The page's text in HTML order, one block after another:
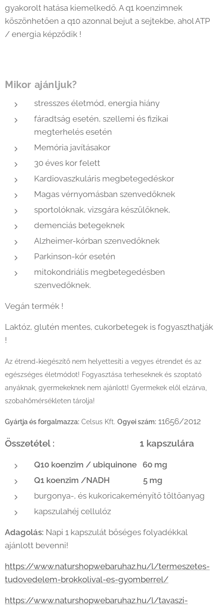
gyakorolt hatása kiemelkedő. A q1 koenzimnek
köszönhetően a q10 azonnal bejut a sejtekbe, ahol ATP
/ energia képződik !
Mikor ajánljuk?
stresszes életmód, energia hiány
fáradtság esetén, szellemi és fizikai
megterhelés esetén
Memória javításakor
30 éves kor felett
Kardiovaszkuláris megbetegedéskor
Magas vérnyomásban szenvedőknek
sportolóknak, vizsgára készülőknek,
demenciás betegeknek
Alzheimer-kórban szenvedőknek
Parkinson-kór esetén
mitokondriális megbetegedésben
szenvedőknek.
Vegán termék !
Laktóz, glutén mentes, cukorbetegek is fogyaszthatják
!
Az étrend-kiegészítő nem helyettesíti a vegyes étrendet és az
egészséges életmódot! Fogyasztása terheseknek és szoptató
anyáknak, gyermekeknek nem ajánlott! Gyermekek elől elzárva,
szobahőmérsékleten tárolja!
Gyártja és forgalmazza: Celsus Kft. Ogyei szám: 11656/2012
Összetétel : 1 kapszulára
Q10 koenzim / ubiquinone 60 mg
Q1 koenzim /NADH 5 mg
burgonya-, és kukoricakeményítő töltőanyag
kapszulahéj cellulóz
Adagolás: Napi 1 kapszulát bőséges folyadékkal
ajánlott bevenni!
https://www.naturshopwebaruhaz.hu/l/termeszetes-
tudovedelem-brokkolival-es-gyomberrel/
https://www.naturshopwebaruhaz.hu/l/tavaszi-